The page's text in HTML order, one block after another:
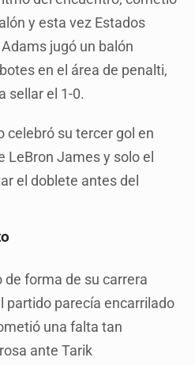
y esta vez Estados
jugó un balón
en el área de penalti,
sellar el 1-0.
celebró su tercer gol en
LeBron James y solo el
el doblete antes del
forma de su carrera
partido parecía encarrilado
una falta tan
ante Tarik